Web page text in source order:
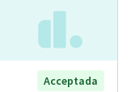
Acceptada